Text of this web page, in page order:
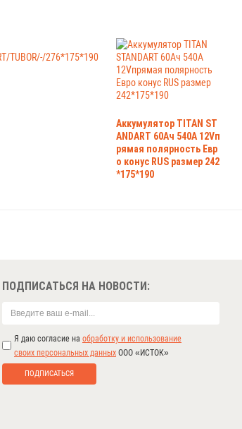
Аккумулятор TITAN ST
ANDART 60Ач 540А 12Vп
рямая полярность Евр
о конус RUS размер 242
*175*190
ПОДПИСАТЬСЯ НА НОВОСТИ:
Я даю согласие на обработку и использование
своих персональных данных ООО «ИСТОК»
ПОДПИСАТЬСЯ